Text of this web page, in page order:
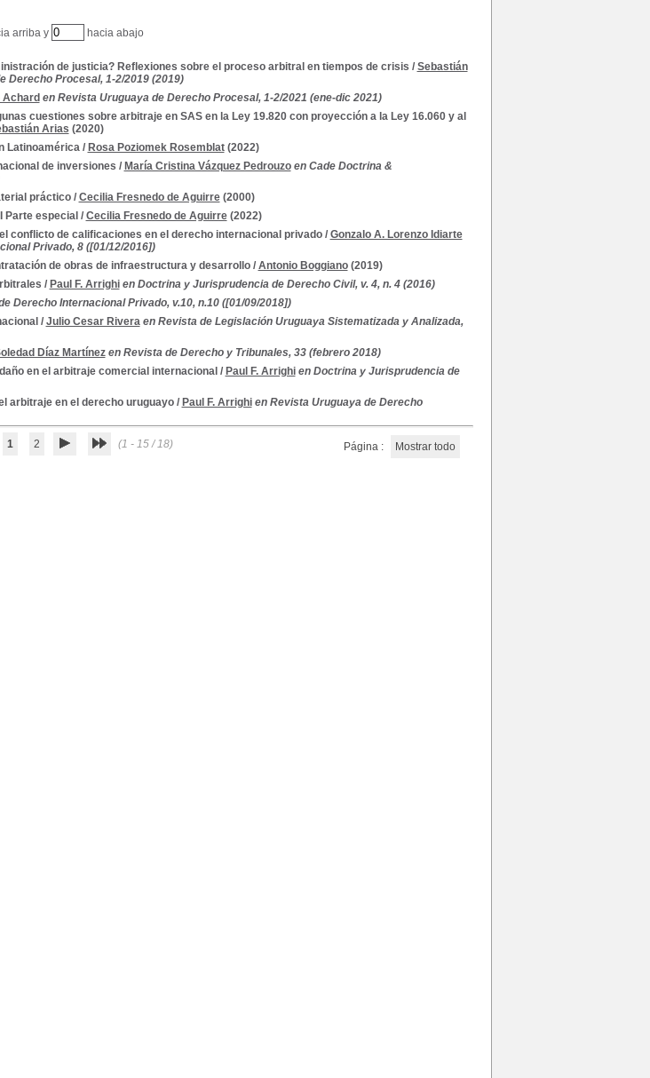
arriba y hacia abajo
de justicia? Reflexiones sobre el proceso arbitral en tiempos de crisis / Sebastián
Derecho Procesal, 1-2/2019 (2019)
Achard en Revista Uruguaya de Derecho Procesal, 1-2/2021 (ene-dic 2021)
cuestiones sobre arbitraje en SAS en la Ley 19.820 con proyección a la Ley 16.060 y al
Arias (2020)
Latinoamérica/ Rosa Poziomek Rosemblat(2022)
de inversiones / María Cristina Vázquez Pedrouzo en Cade Doctrina &
práctico/ Cecilia Fresnedo de Aguirre(2000)
Parte especial / Cecilia Fresnedo de Aguirre(2022)
conflicto de calificaciones en el derecho internacional privado/ Gonzalo A. Lorenzo Idiarte
Privado, 8 ([01/12/2016])
de obras de infraestructura y desarrollo/ Antonio Boggiano(2019)
/ Paul F. Arrighi en Doctrina y Jurisprudencia de Derecho Civil, v. 4, n. 4 (2016)
Derecho Internacional Privado, v.10, n.10 ([01/09/2018])
/ Julio Cesar Rivera en Revista de Legislación Uruguaya Sistematizada y Analizada,
Díaz Martínez en Revista de Derecho y Tribunales, 33 (febrero 2018)
en el arbitraje comercial internacional / Paul F. Arrighi en Doctrina y Jurisprudencia de
arbitraje en el derecho uruguayo/ Paul F. Arrighi en Revista Uruguaya de Derecho
1 2 (1 - 15 / 18) Página : Mostrar todo